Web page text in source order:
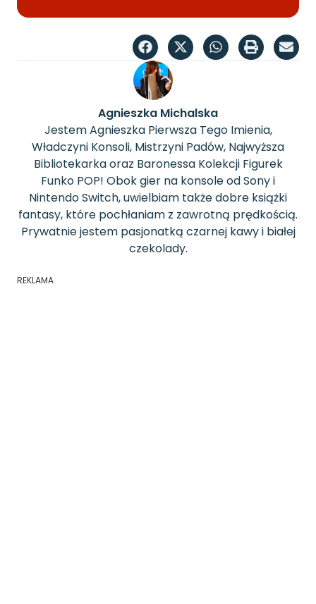
Agnieszka Michalska
Jestem Agnieszka Pierwsza Tego Imienia,
Władczyni Konsoli, Mistrzyni Padów, Najwyższa
Bibliotekarka oraz Baronessa Kolekcji Figurek
Funko POP! Obok gier na konsole od Sony i
Nintendo Switch, uwielbiam także dobre książki
fantasy, które pochłaniam z zawrotną prędkością.
Prywatnie jestem pasjonatką czarnej kawy i białej
czekolady.
REKLAMA